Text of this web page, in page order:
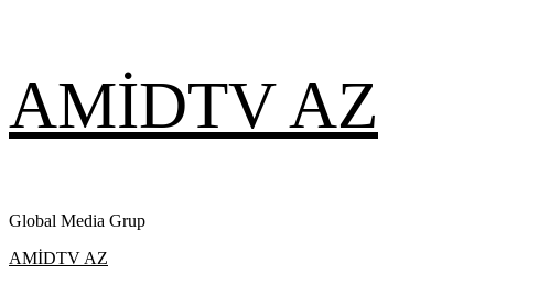
content
AMİDTV AZ
Global Media Grup
Primary
AMİDTV AZ